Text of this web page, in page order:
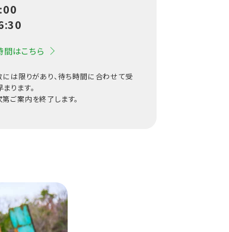
はこちら
は限りがあり、待ち時間に合わせて受
ります。
ご案内を終了します。